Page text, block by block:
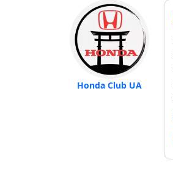
Honda Club UA